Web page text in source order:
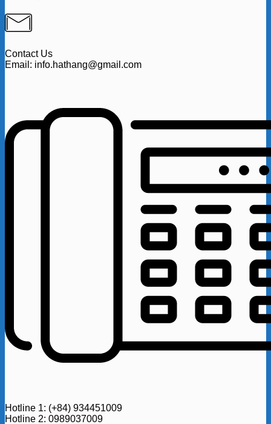
Contact Us
Email: info.hathang@gmail.com
Hotline 1: (+84) 934451009
Hotline 2: 0989037009